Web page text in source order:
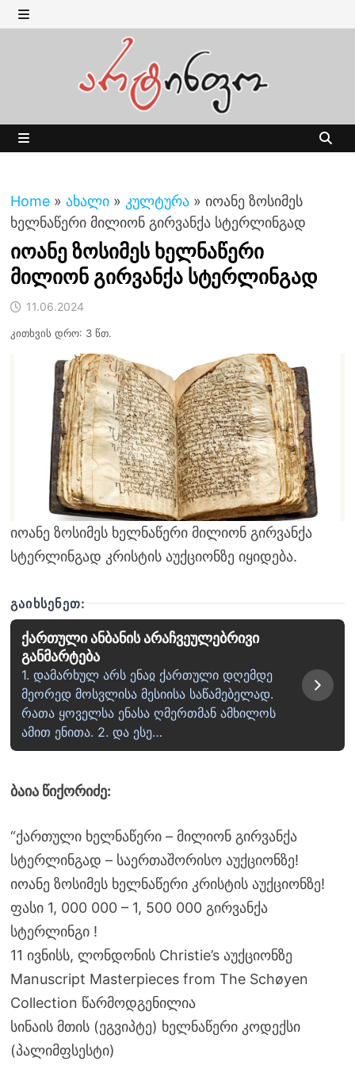
Skip
to MENU
Home » ახალი » კულტურა » იოანე ზოსიმეს
ხელნაწერი მილიონ გირვანქა სტერლინგად
იოანე ზოსიმეს ხელნაწერი
მილიონ გირვანქა სტერლინგად
11.06.2024
კითხვის დრო: 3 წთ.
იოანე ზოსიმეს ხელნაწერი მილიონ გირვანქა
სტერლინგად კრისტის აუქციონზე იყიდება.
ᲒᲐᲘᲮᲡᲔᲜᲔᲗ:
ქართული ანბანის არაჩვეულებრივი
განმარტება
1. დამარხულ არს ენაჲ ქართული დღემდე
მეორედ მოსვლისა მესიისა საწამებელად.
რათა ყოველსა ენასა ღმერთმან ამხილოს
ამით ენითა. 2. და ესე…
ბაია წიქორიძე:
“ქართული ხელნაწერი – მილიონ გირვანქა
სტერლინგად – საერთაშორისო აუქციონზე!
იოანე ზოსიმეს ხელნაწერი კრისტის აუქციონზე!
ფასი 1, 000 000 – 1, 500 000 გირვანქა
სტერლინგი !
11 ივნისს, ლონდონის Christie’s აუქციონზე
Manuscript Masterpieces from The Schøyen
Collection წარმოდგენილია
სინაის მთის (ეგვიპტე) ხელნაწერი კოდექსი
(პალიმფსესტი)